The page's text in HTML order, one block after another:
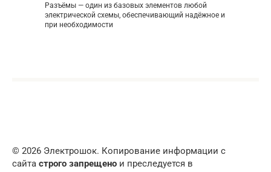
Разъёмы — один из базовых элементов любой
электрической схемы, обеспечивающий надёжное и
при необходимости
© 2026 Электрошок. Копирование информации с
сайта строго запрещено и преследуется в